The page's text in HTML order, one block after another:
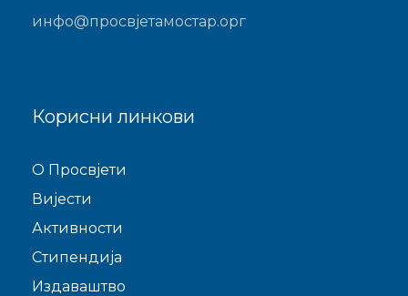
инфо@просвјетамостар.орг
Корисни линкови
O Просвјети
Виjести
Активности
Стипендија
Издаваштво